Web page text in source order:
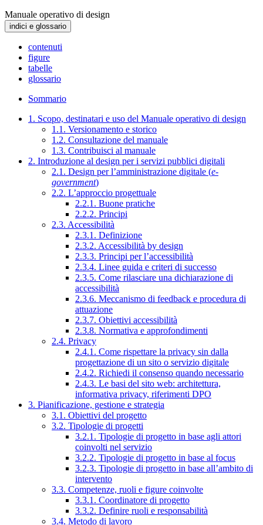
Manuale operativo di design
indici e glossario
contenuti
figure
tabelle
glossario
Sommario
1. Scopo, destinatari e uso del Manuale operativo di design
1.1. Versionamento e storico
1.2. Consultazione del manuale
1.3. Contribuisci al manuale
2. Introduzione al design per i servizi pubblici digitali
2.1. Design per l’amministrazione digitale (e-
government)
2.2. L’approccio progettuale
2.2.1. Buone pratiche
2.2.2. Principi
2.3. Accessibilità
2.3.1. Definizione
2.3.2. Accessibilità by design
2.3.3. Principi per l’accessibilità
2.3.4. Linee guida e criteri di successo
2.3.5. Come rilasciare una dichiarazione di
accessibilità
2.3.6. Meccanismo di feedback e procedura di
attuazione
2.3.7. Obiettivi accessibilità
2.3.8. Normativa e approfondimenti
2.4. Privacy
2.4.1. Come rispettare la privacy sin dalla
progettazione di un sito o servizio digitale
2.4.2. Richiedi il consenso quando necessario
2.4.3. Le basi del sito web: architettura,
informativa privacy, riferimenti DPO
3. Pianificazione, gestione e strategia
3.1. Obiettivi del progetto
3.2. Tipologie di progetti
3.2.1. Tipologie di progetto in base agli attori
coinvolti nel servizio
3.2.2. Tipologie di progetto in base al focus
3.2.3. Tipologie di progetto in base all’ambito di
intervento
3.3. Competenze, ruoli e figure coinvolte
3.3.1. Coordinatore di progetto
3.3.2. Definire ruoli e responsabilità
3.4. Metodo di lavoro